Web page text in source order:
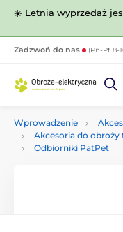
☀️ Letnia wyprzedaż
Zadzwoń do nas (Pn-Pt 8-
Wprowadzenie
Akcesoria do
Odbiorniki PatPet